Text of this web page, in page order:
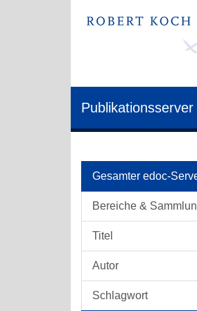
Gesamter edoc-
Bereiche &
Titel
Autor
Schlagwort